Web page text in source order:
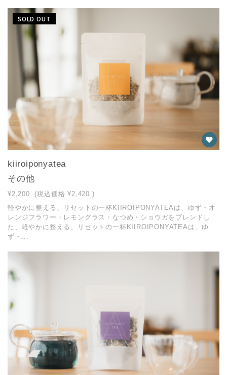
SOLD OUT
kiiroiponyatea
その他
¥2,200 (税込価格 ¥2,420 )
軽やかに整える、リセットの一杯KIIROIPONYATEAは、ゆず・オ
レンジフラワー・レモングラス・なつめ・ショウガをブレンドし
た、軽やかに整える、リセットの一杯KIIROIPONYATEAは、ゆ
ず・...